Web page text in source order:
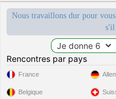
Nous travaillons dur pour
s'il
Rencontres par pays
France
Belgique